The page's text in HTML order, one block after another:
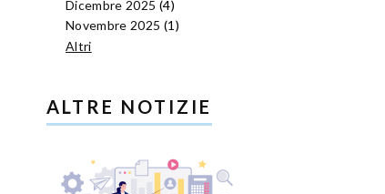
Dicembre 2025 (4)
Novembre 2025 (1)
Altri
ALTRE NOTIZIE